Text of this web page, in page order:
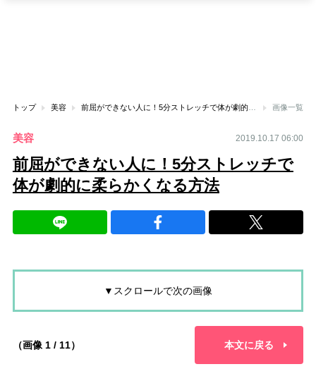
トップ 美容 画像一覧
美容 2019.10.17 06:00
前屈ができない人に！5分ストレッチで
体が劇的に柔らかくなる方法
▼スクロールで次の画像
（画像 1 / 11） 本文に戻る